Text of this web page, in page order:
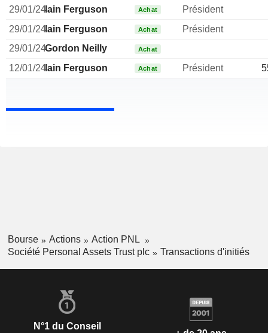
29/01/24Iain Ferguson Achat
Président
29/01/24Iain Ferguson Achat
Président
29/01/24Gordon Neilly Achat
12/01/24Iain Ferguson Achat Président
Bourse Actions
Action PNL
Société Personal Assets Trust plc
Transactions d'initiés
N°1 du Conseil